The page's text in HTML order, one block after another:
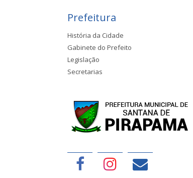
Prefeitura
História da Cidade
Gabinete do Prefeito
Legislação
Secretarias